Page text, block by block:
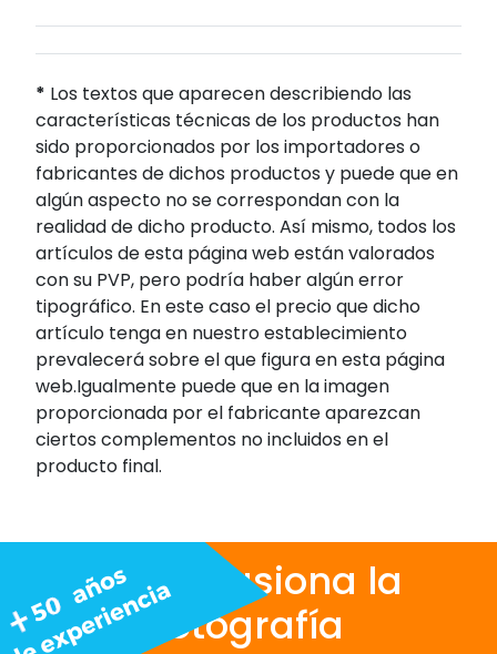
* Los textos que aparecen describiendo las
características técnicas de los productos han
sido proporcionados por los importadores o
fabricantes de dichos productos y puede que en
algún aspecto no se correspondan con la
realidad de dicho producto. Así mismo, todos los
artículos de esta página web están valorados
con su PVP, pero podría haber algún error
tipográfico. En este caso el precio que dicho
artículo tenga en nuestro establecimiento
prevalecerá sobre el que figura en esta página
web.Igualmente puede que en la imagen
proporcionada por el fabricante aparezcan
ciertos complementos no incluidos en el
producto final.
Nos apasiona la
fotografía